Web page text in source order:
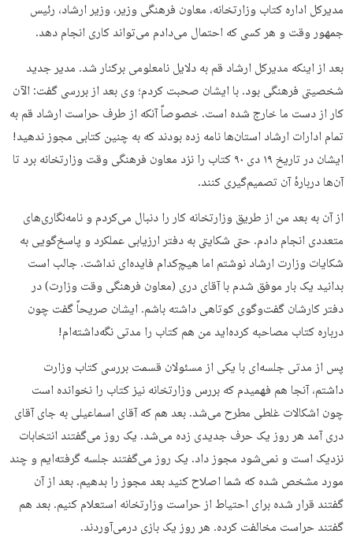
مدیرکل اداره کتاب وزارتخانه، معاون فرهنگی وزیر، وزیر ارشاد، رئیس
جمهور وقت و هر کسی که احتمال می‌دادم می‌تواند کاری انجام دهد.
بعد از اینکه مدیرکل ارشاد قم به دلایل نامعلومی برکنار شد. مدیر جدید
شخصیتی فرهنگی بود. با ایشان صحبت کردم؛ وی بعد از بررسی گفت: الآن
کار از دست ما خارج شده است. خصوصاً آنکه از طرف حراست ارشاد قم به
تمام ادارات ارشاد استان‌ها نامه زده بودند که به چنین کتابی مجوز ندهید!
ایشان در تاریخ ۱۹ دی ۹۰ کتاب را نزد معاون فرهنگی وقت وزارتخانه برد تا
آن‌ها دربارهٔ آن تصمیم‌گیری کنند.
از آن به بعد من از طریق وزارتخانه کار را دنبال می‌کردم و نامه‌نگاری‌های
متعددی انجام دادم. حتی شکایتی به دفتر ارزیابی عملکرد و پاسخ‌گویی به
شکایات وزارت ارشاد نوشتم اما هیچ‌کدام فایده‌ای نداشت. جالب است
بدانید یک بار موفق شدم با آقای دری (معاون فرهنگی وقت وزارت) در
دفتر کارشان گفت‌وگوی کوتاهی داشته باشم. ایشان صریحاً گفت چون
درباره کتاب مصاحبه کرده‌اید من هم کتاب را مدتی نگه‌داشته‌ام!
پس از مدتی جلسه‌ای با یکی از مسئولان قسمت بررسی کتاب وزارت
داشتم، آنجا هم فهمیدم که بررس وزارتخانه نیز کتاب را نخوانده است
چون اشکالات غلطی مطرح می‌شد. بعد هم که آقای اسماعیلی به جای آقای
دری آمد هر روز یک حرف جدیدی زده می‌شد. یک روز می‌گفتند انتخابات
نزدیک است و نمی‌شود مجوز داد. یک روز می‌گفتند جلسه گرفته‌ایم و چند
مورد مشخص شده که شما اصلاح کنید بعد مجوز را بدهیم. بعد از آن
گفتند قرار شده برای احتیاط از حراست وزارتخانه استعلام کنیم. بعد هم
گفتند حراست مخالفت کرده. هر روز یک بازی درمی‌آوردند.